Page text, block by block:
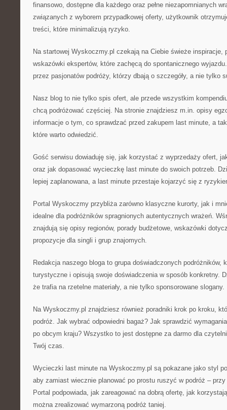
finansowo, dostępne dla każdego oraz pełne niezapomnianych
związanych z wyborem przypadkowej oferty, użytkownik
treści, które minimalizują ryzyko.
Na startowej Wyskoczmy.pl czekają na Ciebie świeże inspiracje,
wskazówki ekspertów, które zachęcą do spontanicznego
przez pasjonatów podróży, którzy dbają o szczegóły, a nie tylko
Nasz blog to nie tylko spis ofert, ale przede wszystkim
chcą podróżować częściej. Na stronie znajdziesz m.in. opisy
informacje o tym, co sprawdzać przed zakupem last minute, a
które warto odwiedzić.
Gość serwisu dowiaduję się, jak korzystać z wyprzedaży ofert,
oraz jak dopasować wycieczkę last minute do swoich potrzeb.
lepiej zaplanowana, a last minute przestaje kojarzyć się z
Portal Wyskoczmy przybliża zarówno klasyczne kurorty, jak i
idealne dla podróżników spragnionych autentycznych wrażeń.
znajdują się opisy regionów, porady budżetowe, wskazówki
propozycje dla singli i grup znajomych.
Redakcja naszego bloga to grupa doświadczonych podróżników,
turystyczne i opisują swoje doświadczenia w sposób konkretny.
że trafia na rzetelne materiały, a nie tylko sponsorowane slogany.
Na Wyskoczmy.pl znajdziesz również poradniki krok po kroku,
podróż. Jak wybrać odpowiedni bagaż? Jak sprawdzić
po obcym kraju? Wszystko to jest dostępne za darmo dla
Twój czas.
Wycieczki last minute na Wyskoczmy.pl są pokazane jako styl
aby zamiast wiecznie planować po prostu ruszyć w podróż –
Portal podpowiada, jak zareagować na dobrą ofertę, jak
można zrealizować wymarzoną podróż taniej.